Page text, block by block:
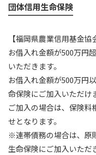
団体信用生命保険
【福岡県農業信用基金協
お借入れ金額が500万円
いただきます。
お借入れ金額が500万円
命保険にご加入いただけ
ご加入の場合は、保険料
せとなります。
※連帯債務の場合は、原
生命保険にご加入いただ